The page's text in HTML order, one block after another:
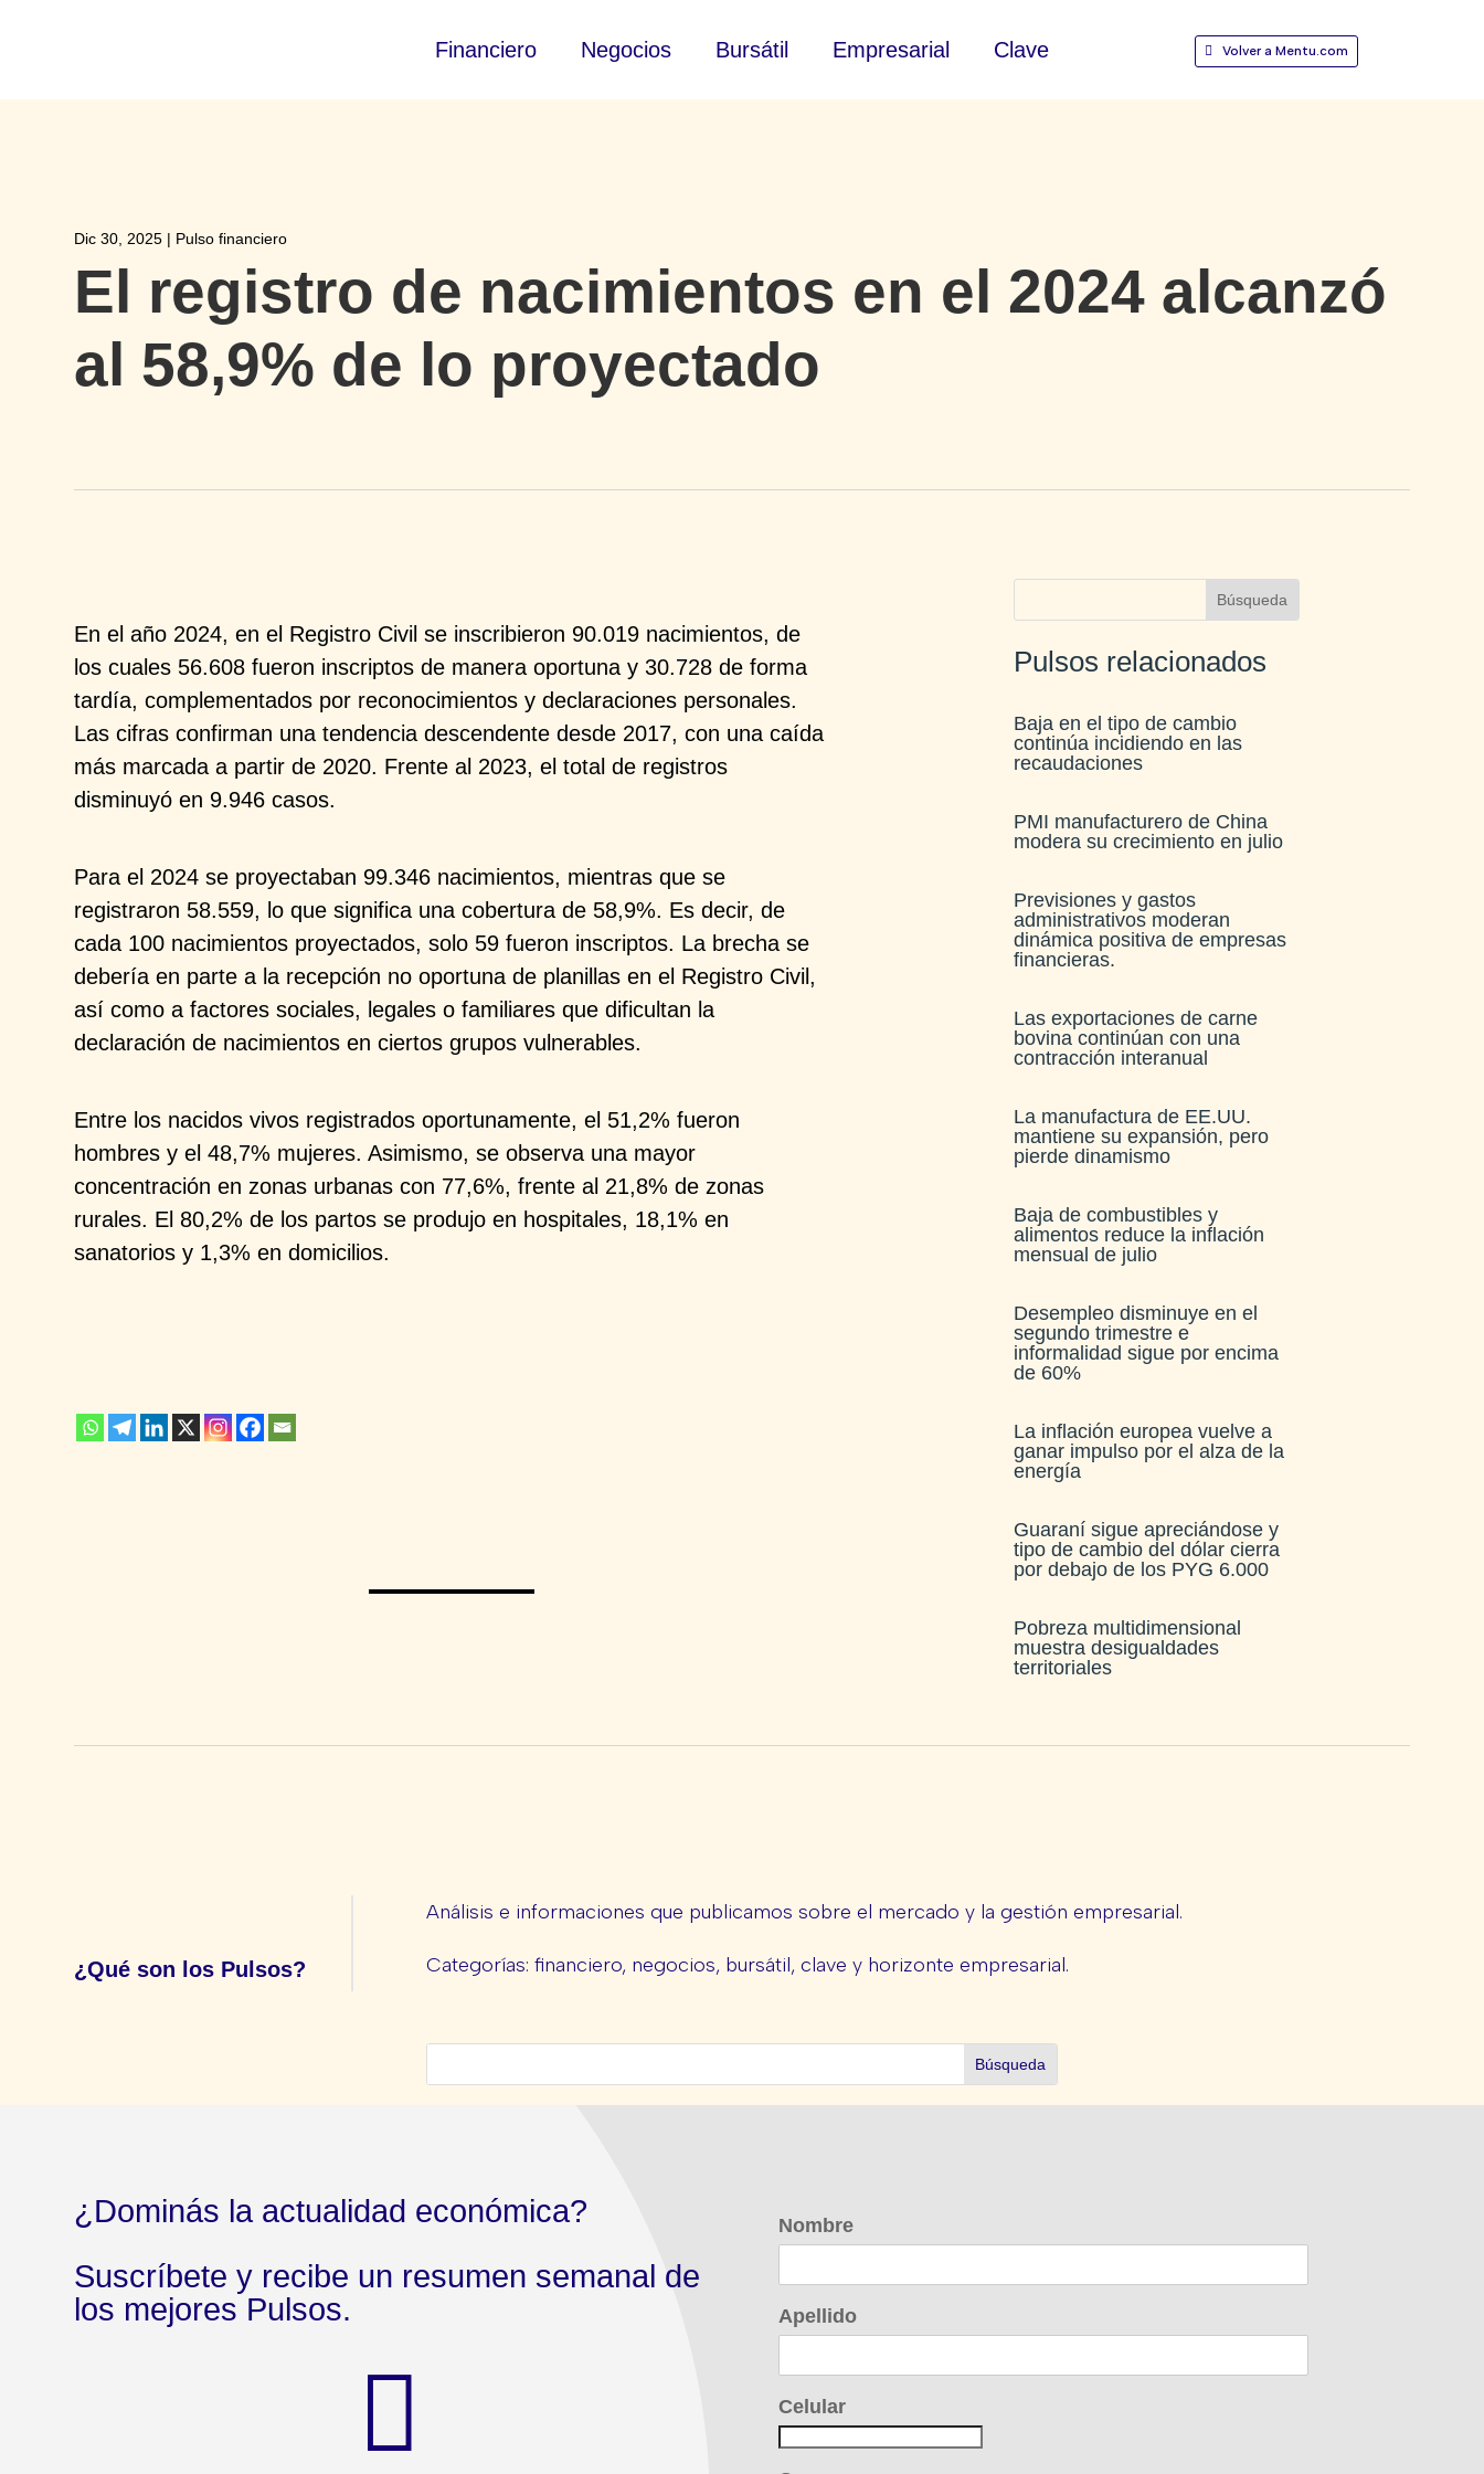
Financiero Negocios Bursátil Empresarial Clave Volver a Mentu.com
Dic 30, 2025 | Pulso financiero
El registro de nacimientos en el 2024 alcanzó
al 58,9% de lo proyectado
En el año 2024, en el Registro Civil se inscribieron 90.019 nacimientos, de
los cuales 56.608 fueron inscriptos de manera oportuna y 30.728 de forma
tardía,complementados por reconocimientos y declaraciones personales.
Las cifras confirman una tendenciadescendente desde 2017, con una caída
más marcadaa partir de 2020. Frente al 2023, el total de registros
disminuyó en 9.946 casos.
Para el 2024 se proyectaban 99.346 nacimientos, mientras que se
registraron 58.559, lo que significa unacobertura de 58,9%. Es decir, de
cada 100 nacimientos proyectados, solo 59 fueron inscriptos. La brecha se
debería en parte a la recepción no oportuna de planillasen el Registro Civil,
así como a factores sociales, legales o familiares que dificultan la
declaración de nacimientos en ciertos grupos vulnerables.
Entre los nacidos vivos registrados oportunamente, el 51,2% fueron
hombres y el 48,7% mujeres. Asimismo,se observa una mayor
concentración en zonas urbanascon 77,6%, frente al 21,8% de zonas
rurales. El 80,2%de los partos se produjo en hospitales, 18,1% en
sanatorios y 1,3% en domicilios.
Pulsos relacionados
Baja en el tipo de cambio
continúa incidiendo en las
recaudaciones​
PMI manufacturero de China
modera su crecimiento en julio​
Previsiones y gastos
administrativos moderan
dinámica positiva de empresas
financieras​.
Las exportaciones de carne
bovina continúan con una
contracción interanual
La manufactura de EE.UU.
mantiene su expansión, pero
pierde dinamismo
Baja de combustibles y
alimentos reduce la inflación
mensual de julio​
Desempleo disminuye en el
segundo trimestre e
informalidad sigue por encima
de 60%
La inflación europea vuelve a
ganar impulso por el alza de la
energía
Guaraní sigue apreciándose y
tipo de cambio del dólar cierra
por debajo de los PYG 6.000
Pobreza multidimensional
muestra desigualdades
territoriales
¿Qué son los Pulsos?
Análisis e informaciones que publicamos sobre el mercado y la gestión empresarial.
Categorías: financiero, negocios, bursátil, clave y horizonte empresarial.
¿Dominás la actualidad económica?
Suscríbete y recibe un resumen semanal de
los mejores Pulsos.

Nombre
Apellido
Celular